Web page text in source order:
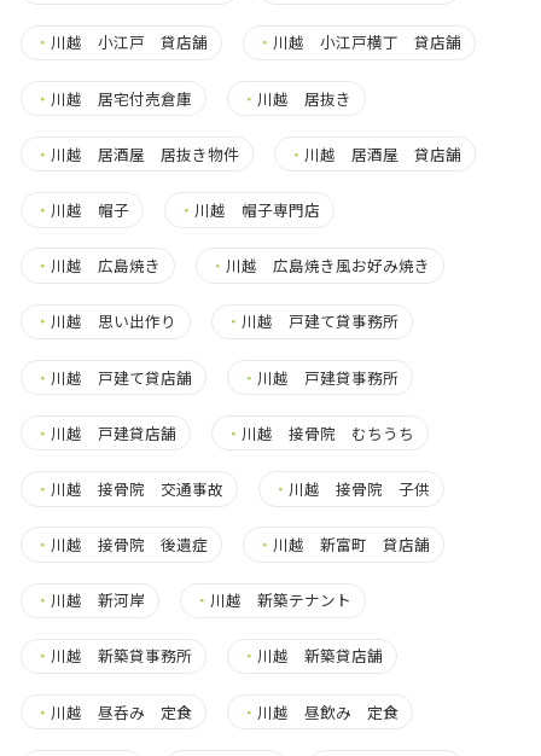
・ 川越 小江戸 貸店舗 ・ 川越 小江戸横丁 貸店舗
・ 川越 居宅付売倉庫 ・ 川越 居抜き
・ 川越 居酒屋 居抜き物件 ・ 川越 居酒屋 貸店舗
・ 川越 帽子 ・ 川越 帽子専門店
・ 川越 広島焼き ・ 川越 広島焼き風お好み焼き
・ 川越 思い出作り ・ 川越 戸建て貸事務所
・ 川越 戸建て貸店舗 ・ 川越 戸建貸事務所
・ 川越 戸建貸店舗 ・ 川越 接骨院 むちうち
・ 川越 接骨院 交通事故 ・ 川越 接骨院 子供
・ 川越 接骨院 後遺症 ・ 川越 新富町 貸店舗
・ 川越 新河岸 ・ 川越 新築テナント
・ 川越 新築貸事務所 ・ 川越 新築貸店舗
・ 川越 昼呑み 定食 ・ 川越 昼飲み 定食